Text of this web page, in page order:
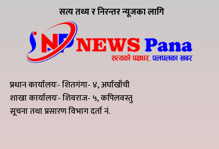
सत्य तथ्य र निरन्तर न्यूजका लागि
प्रधान कार्यालयः- शितगंगा- ४, अर्घाखाँची
शाखा कार्यालयः- शिवराज- ५, कपिलवस्तु
सूचना तथा प्रसारण विभाग दर्ता नं.